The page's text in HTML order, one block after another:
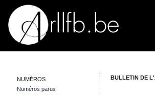
NUMÉROS
Numéros parus
BULLETIN DE